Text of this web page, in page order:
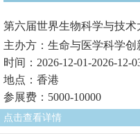
第六届世界生物科学与技术
主办方：生命与医学科学
时间：2026-12-01-2026-12-
地点：香港
参展费：5000-10000
点击查看详情